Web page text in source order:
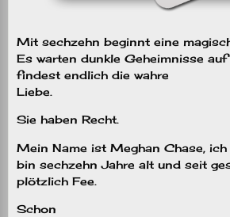
Mit sechzehn beginnt eine
Es warten dunkle Geheimnisse
findest endlich die wahre
Liebe.
Sie haben Recht.
Mein Name ist Meghan Chase,
bin sechzehn Jahre alt und seit
plötzlich Fee.
Schon